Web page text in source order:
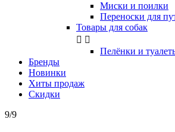
Миски и поилки
Переноски для
Товары для собак
 
Пелёнки и
Бренды
Новинки
Хиты продаж
Скидки
9/9